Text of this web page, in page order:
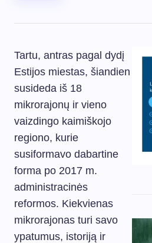
Tartu, antras pagal dydį
Estijos miestas, šiandien
susideda iš 18
mikrorajonų ir vieno
vaizdingo kaimiškojo
regiono, kurie
susiformavo dabartine
forma po 2017 m.
administracinės
reformos. Kiekvienas
mikrorajonas turi savo
ypatumus, istoriją ir